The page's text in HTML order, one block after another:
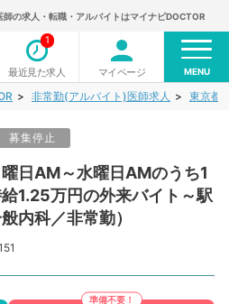
師の求人・転職・アルバイトはマイナビDOCTOR
最近見た求人
1
マイページ MENU
非常勤(アルバイト)医師求人 東京都
募集停止
曜日AM～水曜日AMのうち1
1.25万円の外来バイト～駅
内科／非常勤）